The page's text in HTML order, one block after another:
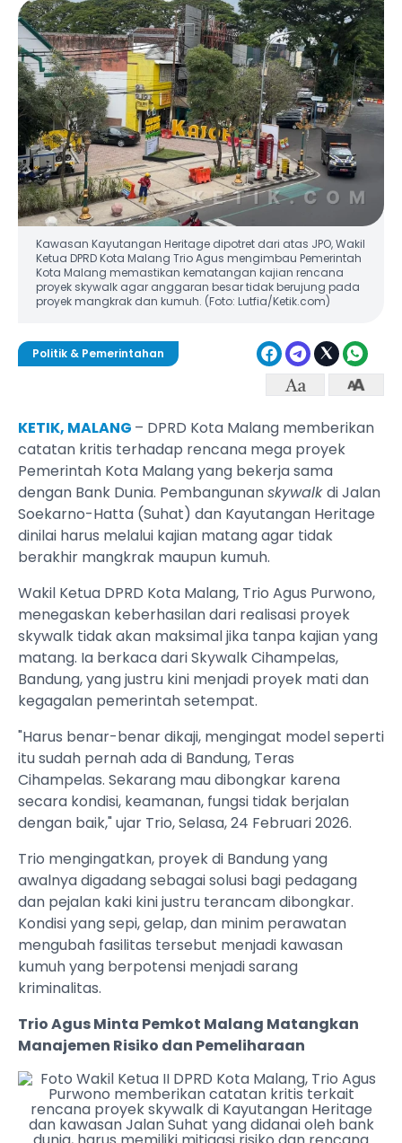
Kawasan Kayutangan Heritage dipotret dari atas JPO, Wakil
Ketua DPRD Kota Malang Trio Agus mengimbau Pemerintah
Kota Malang memastikan kematangan kajian rencana
proyek skywalk agar anggaran besar tidak berujung pada
proyek mangkrak dan kumuh. (Foto: Lutfia/Ketik.com)
Politik & Pemerintahan
KETIK, MALANG – DPRD Kota Malang memberikan
catatan kritis terhadap rencana mega proyek
Pemerintah Kota Malang yang bekerja sama
dengan Bank Dunia. Pembangunanskywalkdi Jalan
Soekarno-Hatta (Suhat) dan Kayutangan Heritage
dinilai harus melalui kajian matang agar tidak
berakhir mangkrak maupun kumuh.
Wakil Ketua DPRD Kota Malang, Trio Agus Purwono,
menegaskan keberhasilan dari realisasi proyek
skywalk tidak akan maksimal jika tanpa kajian yang
matang. Ia berkaca dari Skywalk Cihampelas,
Bandung, yang justru kini menjadi proyek mati dan
kegagalan pemerintah setempat.
"Harus benar-benar dikaji, mengingat model seperti
itu sudah pernah ada di Bandung, Teras
Cihampelas. Sekarang mau dibongkar karena
secara kondisi, keamanan, fungsi tidak berjalan
dengan baik," ujar Trio, Selasa, 24 Februari 2026.
Trio mengingatkan, proyek di Bandung yang
awalnya digadang sebagai solusi bagi pedagang
dan pejalan kaki kini justru terancam dibongkar.
Kondisi yang sepi, gelap, dan minim perawatan
mengubah fasilitas tersebut menjadi kawasan
kumuh yang berpotensi menjadi sarang
kriminalitas.
Trio Agus Minta Pemkot Malang Matangkan
Manajemen Risiko dan Pemeliharaan